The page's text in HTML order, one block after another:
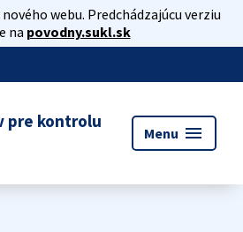
webu. Predchádzajúcu verziu
na povodny.sukl.sk
pre kontrolu
Menu menu